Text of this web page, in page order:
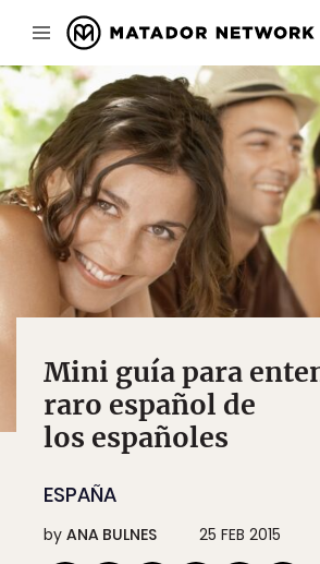
Mini guía para
raro español de
los españoles
ESPAÑA
by ANA BULNES 25 FEB 2015